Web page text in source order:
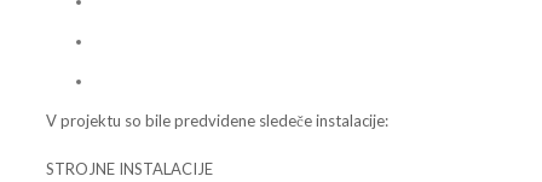
V projektu so bile predvidene sledeče instalacije:
STROJNE INSTALACIJE